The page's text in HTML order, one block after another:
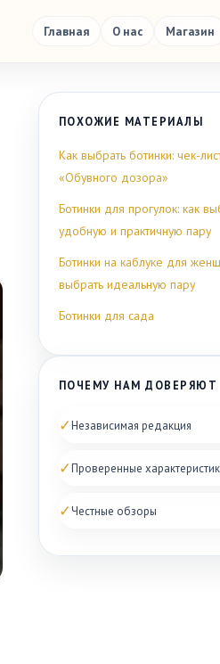
Главная О нас Магазин
ПОХОЖИЕ МАТЕРИАЛЫ
Как выбрать ботинки: чек-
«Обувного дозора»
Ботинки для прогулок: как
удобную и практичную пару
Ботинки на каблуке для
выбрать идеальную пару
Ботинки для сада
ПОЧЕМУ НАМ ДОВЕРЯЮТ
✓Независимая редакция
✓Проверенные
✓Честные обзоры